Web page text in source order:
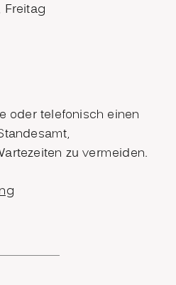
oder telefonisch einen
zu vermeiden.